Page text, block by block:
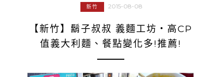
新竹 2015-08-08
【新竹】鬍子叔叔 義麵工坊‧高CP
值義大利麵、餐點變化多!推薦!